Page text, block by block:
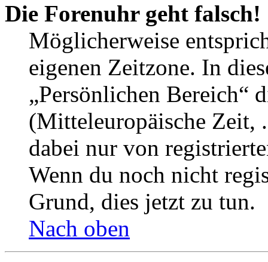
Die Forenuhr geht falsch!
Möglicherweise
eigenen Zeitzone. In
„Persönlichen Bereich“
(Mitteleuropäische Zeit,
dabei nur von
Wenn du noch nicht
Grund, dies jetzt zu tun.
Nach oben